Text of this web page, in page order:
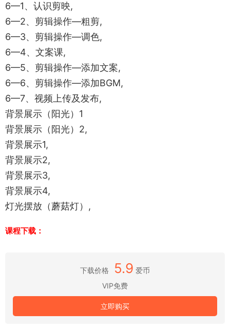
6—1、认识剪映,
6—2、剪辑操作—粗剪,
6—3、剪辑操作—调色,
6—4、文案课,
6—5、剪辑操作—添加文案,
6—6、剪辑操作—添加BGM,
6—7、视频上传及发布,
背景展示（阳光）1
背景展示（阳光）2,
背景展示1,
背景展示2,
背景展示3,
背景展示4,
灯光摆放（蘑菇灯）,
课程下载：
下载价格 5.9 爱币
VIP免费
立即购买